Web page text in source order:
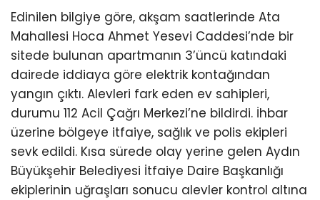
Edinilen bilgiye göre, akşam saatlerinde Ata
Mahallesi Hoca Ahmet Yesevi Caddesi’nde bir
sitede bulunan apartmanın 3’üncü katındaki
dairede iddiaya göre elektrik kontağından
yangın çıktı. Alevleri fark eden ev sahipleri,
durumu 112 Acil Çağrı Merkezi’ne bildirdi. İhbar
üzerine bölgeye itfaiye, sağlık ve polis ekipleri
sevk edildi. Kısa sürede olay yerine gelen Aydın
Büyükşehir Belediyesi İtfaiye Daire Başkanlığı
ekiplerinin uğraşları sonucu alevler kontrol altına